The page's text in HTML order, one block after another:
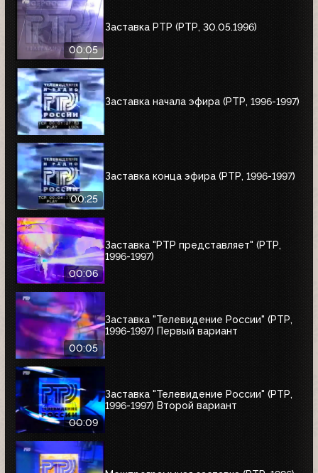
00:05
Заставка РТР (РТР, 30.05.1996)
Заставка начала эфира (РТР, 1996-1997)
00:25
Заставка конца эфира (РТР, 1996-1997)
00:06
Заставка "РТР представляет" (РТР,
1996-1997)
00:05
Заставка "Телевидение России" (РТР,
1996-1997) Первый вариант
00:09
Заставка "Телевидение России" (РТР,
1996-1997) Второй вариант